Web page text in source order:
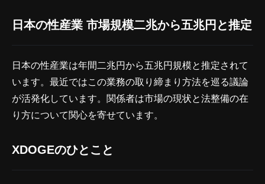
日本の性産業 市場規模二兆から五兆円と推定
日本の性産業は年間二兆円から五兆円規模と推定されて
います。最近ではこの業務の取り締まり方法を巡る議論
が活発化しています。関係者は市場の現状と法整備の在
り方について関心を寄せています。
XDOGEのひとこと